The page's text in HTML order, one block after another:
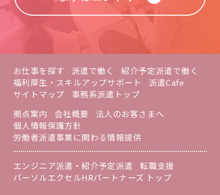
お仕事を探す 派遣で働く
紹介予定派遣で働く
福利厚生・スキルアップサポート
派遣Cafe
サイトマップ
事務系派遣トップ
拠点案内
会社概要
法人のお客さまへ
個人情報保護方針
労働者派遣事業に関わる情報提供
エンジニア派遣・紹介予定派遣
転職支援
パーソルエクセルHRパートナーズ トップ